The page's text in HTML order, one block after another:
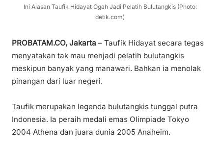
Ini Alasan Taufik Hidayat Ogah Jadi Pelatih Bulutangkis (Photo:
detik.com)
PROBATAM.CO, Jakarta – Taufik Hidayat secara tegas
menyatakan tak mau menjadi pelatih bulutangkis
meskipun banyak yang manawari. Bahkan ia menolak
pinangan dari luar negeri.
Taufik merupakan legenda bulutangkis tunggal putra
Indonesia. Ia peraih medali emas Olimpiade Tokyo
2004 Athena dan juara dunia 2005 Anaheim.